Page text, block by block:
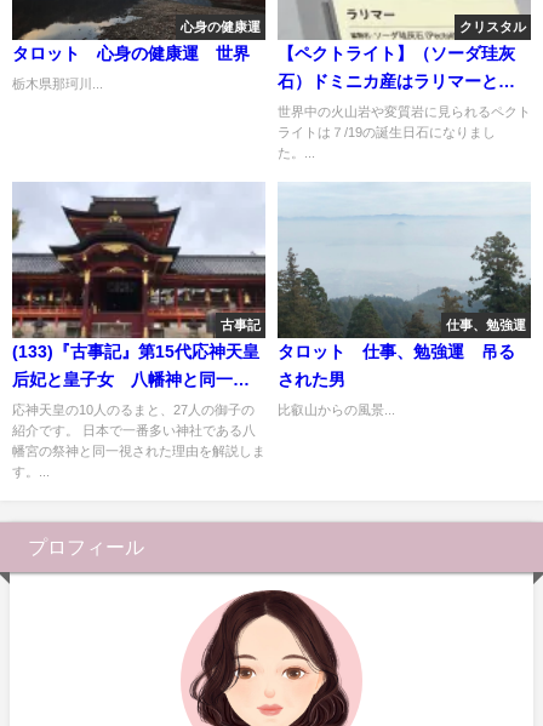
心身の健康運
タロット 心身の健康運 世界
栃木県那珂川...
クリスタル
【ペクトライト】（ソーダ珪灰
石）ドミニカ産はラリマーと呼
ばれる
世界中の火山岩や変質岩に見られるペクト
ライトは７/19の誕生日石になりまし
た。...
古事記
(133)『古事記』第15代応神天皇
后妃と皇子女 八幡神と同一視
される
応神天皇の10人のるまと、27人の御子の
紹介です。 日本で一番多い神社である八
幡宮の祭神と同一視された理由を解説しま
す。...
仕事、勉強運
タロット 仕事、勉強運 吊る
された男
比叡山からの風景...
プロフィール